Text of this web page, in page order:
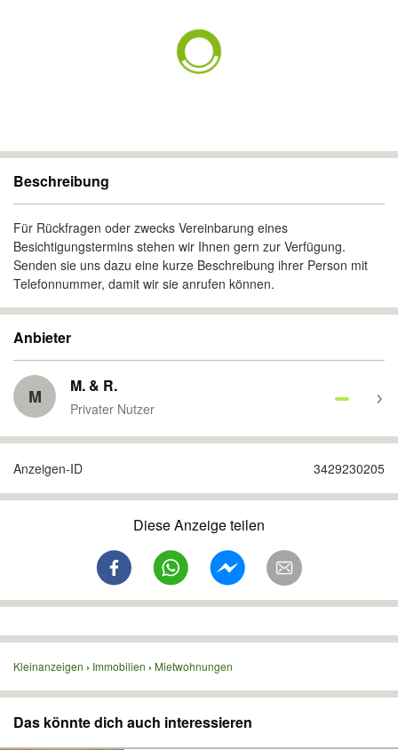
Beschreibung
Für Rückfragen oder zwecks Vereinbarung eines
Besichtigungstermins stehen wir Ihnen gern zur Verfügung.
Senden sie uns dazu eine kurze Beschreibung ihrer Person mit
Telefonnummer, damit wir sie anrufen können.
Anbieter
M M. & R.
Privater Nutzer
Anzeigen-ID 3429230205
Diese Anzeige teilen
Kleinanzeigen Immobilien Mietwohnungen
Das könnte dich auch interessieren